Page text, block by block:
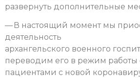
развернуть дополнительные
— В настоящий момент мы
деятельность
архангельского военного
переводим его в режим работы
пациентами с новой